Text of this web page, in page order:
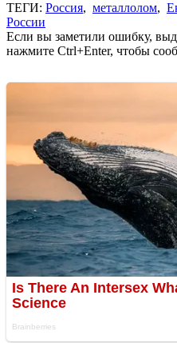
ТЕГИ: Россия, металлолом,
России
Если вы заметили ошибку,
нажмите Ctrl+Enter, чтобы